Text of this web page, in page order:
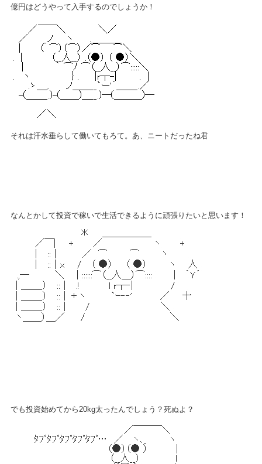
億円はどうやって入手するのでしょうか！
それは汗水垂らして働いてもろて。あ、ニートだったね君
なんとかして投資で稼いで生活できるように頑張りたいと思います！
でも投資始めてから20kg太ったんでしょう？死ぬよ？